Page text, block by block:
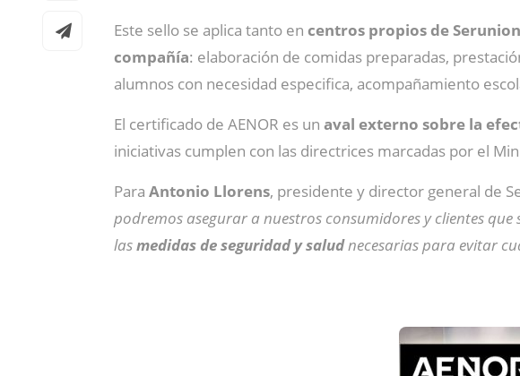
Este sello se aplica tanto en centros propios de
compañía: elaboración de comidas preparadas,
alumnos con necesidad especifica, acompañamiento
El certificado de AENOR es un aval externo sobre la
iniciativas cumplen con las directrices marcadas por el
Para Antonio Llorens, presidente y director general de
podremos asegurar a nuestros consumidores y clientes que
lasmedidas de seguridad y saludnecesarias para evitar